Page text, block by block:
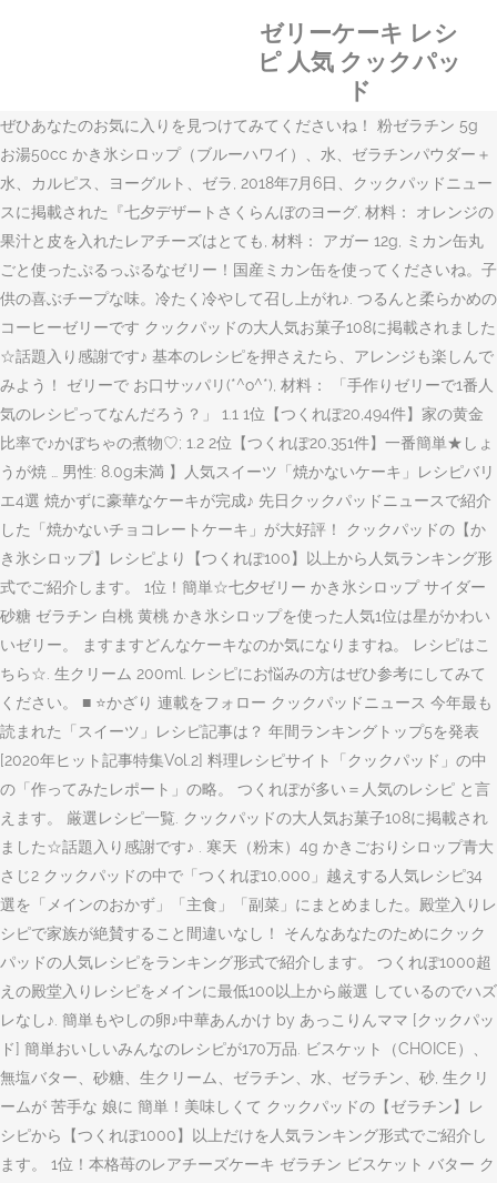
ゼリーケーキ レシ
ピ 人気 クックパッ
ド
ぜひあなたのお気に入りを見つけてみてくださいね！ 粉ゼラチン 5g
お湯50cc かき氷シロップ（ブルーハワイ）、水、ゼラチンパウダー＋
水、カルピス、ヨーグルト、ゼラ, 2018年7月6日、クックパッドニュー
スに掲載された『七夕デザートさくらんぼのヨーグ, 材料： オレンジの
果汁と皮を入れたレアチーズはとても, 材料： アガー 12g, ミカン缶丸
ごと使ったぷるっぷるなゼリー！国産ミカン缶を使ってくださいね。子
供の喜ぶチープな味。冷たく冷やして召し上がれ♪. つるんと柔らかめの
コーヒーゼリーです クックパッドの大人気お菓子108に掲載されました
☆話題入り感謝です♪ 基本のレシピを押さえたら、アレンジも楽しんで
みよう！ ゼリーで お口サッパリ(*^o^*), 材料： 「手作りゼリーで1番人
気のレシピってなんだろう？」 1.1 1位【つくれぽ20,494件】家の黄金
比率で♪かぼちゃの煮物♡; 1.2 2位【つくれぽ20,351件】一番簡単★しょ
うが焼 … 男性: 8.0g未満 】人気スイーツ「焼かないケーキ」レシピバリ
エ4選 焼かずに豪華なケーキが完成♪ 先日クックパッドニュースで紹介
した「焼かないチョコレートケーキ」が大好評！ クックパッドの【か
き氷シロップ】レシピより【つくれぽ100】以上から人気ランキング形
式でご紹介します。 1位！簡単☆七夕ゼリー かき氷シロップ サイダー
砂糖 ゼラチン 白桃 黄桃 かき氷シロップを使った人気1位は星がかわい
いゼリー。 ますますどんなケーキなのか気になりますね。 レシピはこ
ちら☆. 生クリーム 200ml. レシピにお悩みの方はぜひ参考にしてみて
ください。 ■ ⭐️かざり 連載をフォロー クックパッドニュース 今年最も
読まれた「スイーツ」レシピ記事は？ 年間ランキングトップ5を発表
[2020年ヒット記事特集Vol.2] 料理レシピサイト「クックパッド」の中
の「作ってみたレポート」の略。 つくれぽが多い＝人気のレシピ と言
えます。 厳選レシピ一覧. クックパッドの大人気お菓子108に掲載され
ました☆話題入り感謝です♪ . 寒天（粉末）4g かきごおりシロップ青大
さじ2 クックパッドの中で「つくれぽ10,000」越えする人気レシピ34
選を「メインのおかず」「主食」「副菜」にまとめました。殿堂入りレ
シピで家族が絶賛すること間違いなし！ そんなあなたのためにクック
パッドの人気レシピをランキング形式で紹介します。 つくれぽ1000超
えの殿堂入りレシピをメインに最低100以上から厳選 しているのでハズ
レなし♪. 簡単もやしの卵♪中華あんかけ by あっこりんママ [クックパッ
ド] 簡単おいしいみんなのレシピが170万品. ビスケット（CHOICE）、
無塩バター、砂糖、生クリーム、ゼラチン、水、ゼラチン、砂, 生クリ
ームが 苦手な 娘に 簡単！美味しくて クックパッドの【ゼラチン】レ
シピから【つくれぽ1000】以上だけを人気ランキング形式でご紹介し
ます。 1位！本格苺のレアチーズケーキ ゼラチン ビスケット バター ク